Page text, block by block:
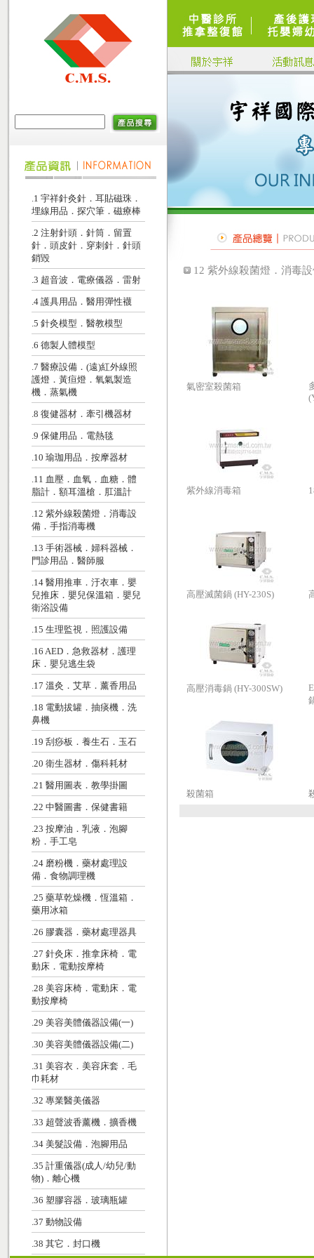
.1 宇祥針灸針．耳貼磁珠．
埋線用品．探穴筆．磁療棒
.2 注射針頭．針筒．留置
針．頭皮針．穿刺針．針頭
銷毀
.3 超音波．電療儀器．雷射
.4 護具用品．醫用彈性襪
.5 針灸模型．醫教模型
.6 德製人體模型
.7 醫療設備．(遠)紅外線照
護燈．黃疸燈．氧氣製造
機．蒸氣機
.8 復健器材．牽引機器材
.9 保健用品．電熱毯
.10 瑜珈用品．按摩器材
.11 血壓．血氧．血糖．體
脂計．額耳溫槍．肛溫計
.12 紫外線殺菌燈．消毒設
備．手指消毒機
.13 手術器械．婦科器械．
門診用品．醫師服
.14 醫用推車．汙衣車．嬰
兒推床．嬰兒保溫箱．嬰兒
衛浴設備
.15 生理監視．照護設備
.16 AED．急救器材．護理
床．嬰兒逃生袋
.17 溫灸．艾草．薰香用品
.18 電動拔罐．抽痰機．洗
鼻機
.19 刮痧板．養生石．玉石
.20 衛生器材．傷科耗材
.21 醫用圖表．教學掛圖
.22 中醫圖書．保健書籍
.23 按摩油．乳液．泡腳
粉．手工皂
.24 磨粉機．藥材處理設
備．食物調理機
.25 藥草乾燥機．恆溫箱．
藥用冰箱
.26 膠囊器．藥材處理器具
.27 針灸床．推拿床椅．電
動床．電動按摩椅
.28 美容床椅．電動床．電
動按摩椅
.29 美容美體儀器設備(一)
.30 美容美體儀器設備(二)
.31 美容衣．美容床套．毛
巾耗材
.32 專業醫美儀器
.33 超聲波香薰機．擴香機
.34 美髮設備．泡腳用品
.35 計重儀器(成人/幼兒/動
物)．離心機
.36 塑膠容器．玻璃瓶罐
.37 動物設備
.38 其它．封口機
12 紫外線殺菌燈．消毒
氣密室殺菌箱
紫外線消毒箱
高壓滅菌鍋 (HY-230S)
高壓消毒鍋 (HY-300SW)
殺菌箱